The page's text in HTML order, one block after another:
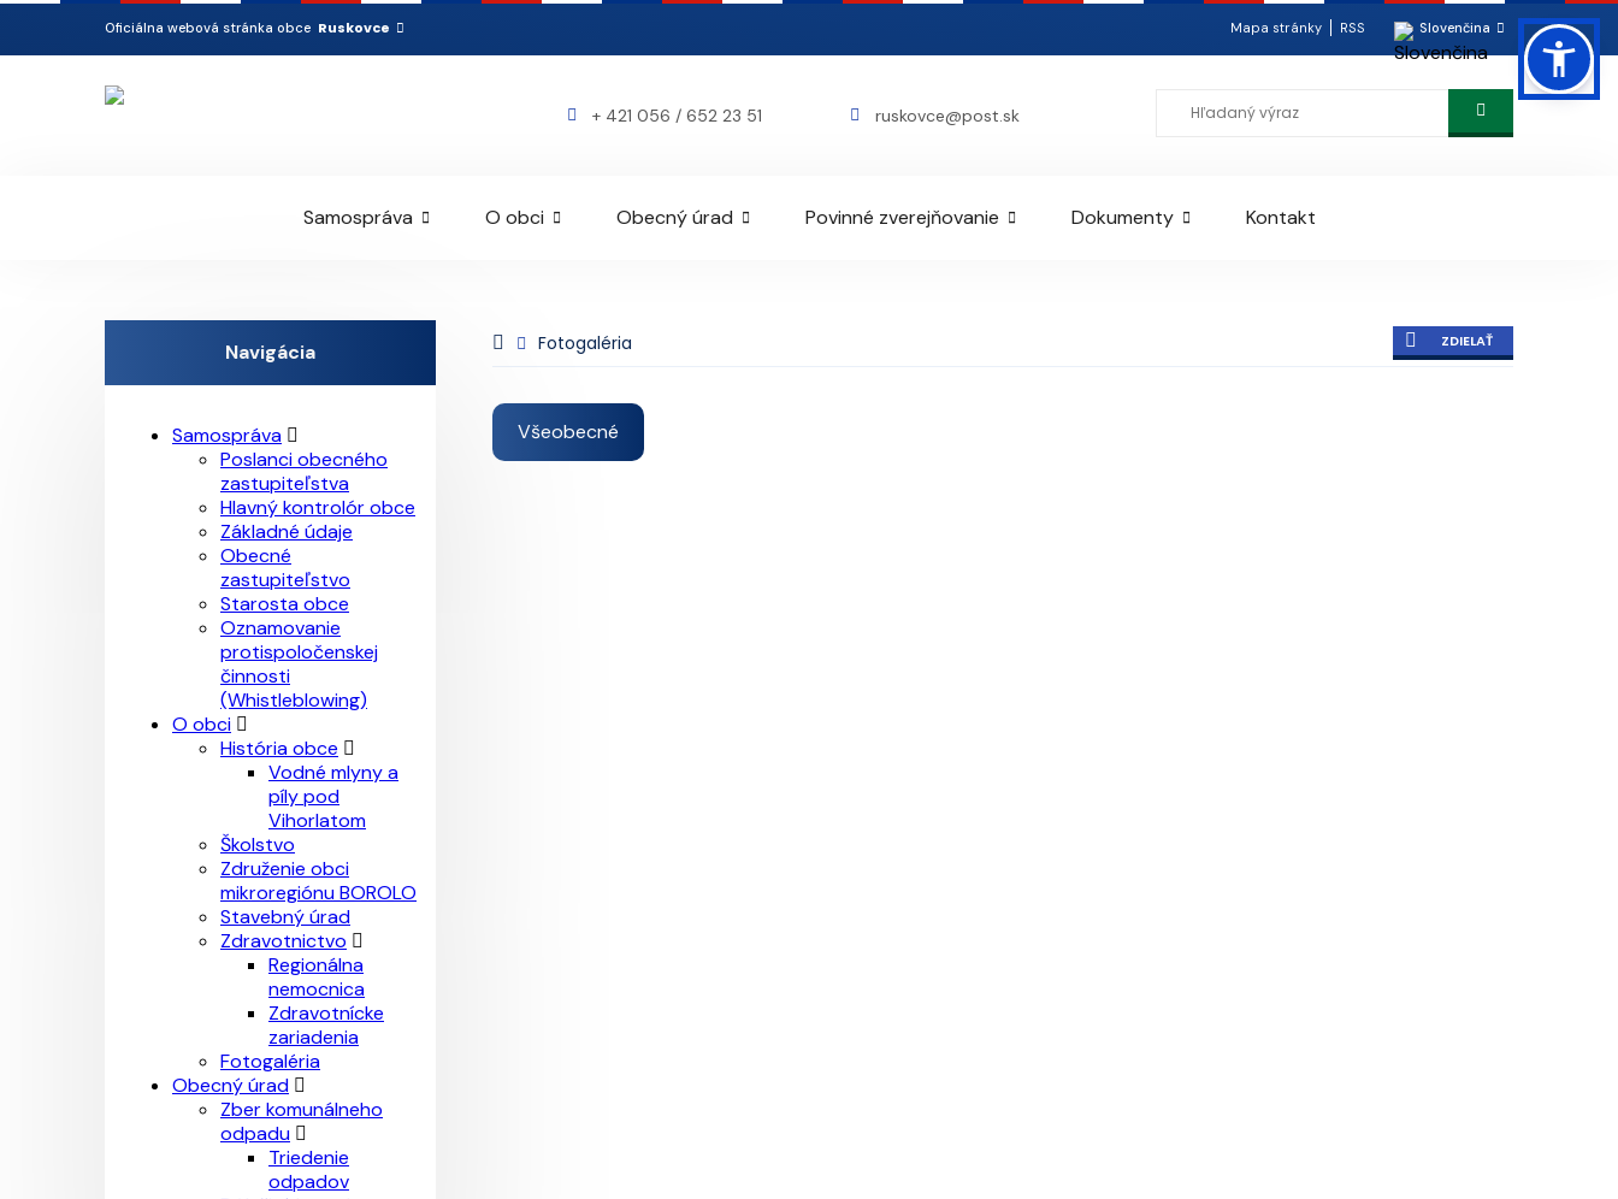
Oficiálna webová stránka obce Ruskovce Mapa stránky RSS Slovenčina
+ 421 056 / 652 23 51 ruskovce@post.sk
Samospráva O obci Obecný úrad Povinné zverejňovanie Dokumenty Kontakt
Fotogaléria ZDIELAŤ
Všeobecné
Navigácia
Samospráva
Poslanci obecného
zastupiteľstva
Hlavný kontrolór obce
Základné údaje
Obecné
zastupiteľstvo
Starosta obce
Oznamovanie
protispoločenskej
činnosti
(Whistleblowing)
O obci
História obce
Vodné mlyny a
píly pod
Vihorlatom
Školstvo
Združenie obci
mikroregiónu BOROLO
Stavebný úrad
Zdravotnictvo
Regionálna
nemocnica
Zdravotnícke
zariadenia
Fotogaléria
Obecný úrad
Zber komunálneho
odpadu
Triedenie
odpadov